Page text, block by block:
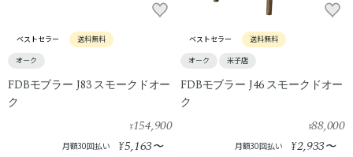
ベストセラー 送料無料
オーク
FDBモブラー J83 スモークドオー
ク
¥154,900
月額30回払い ¥5,163〜
ベストセラー 送料無料
オーク 米子店
FDBモブラー J46 スモークドオー
ク
¥88,000
月額30回払い ¥2,933〜